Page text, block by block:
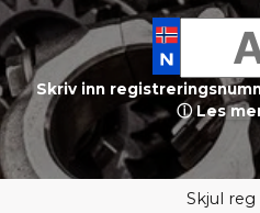
Skriv inn
ⓘ Les
Skjul